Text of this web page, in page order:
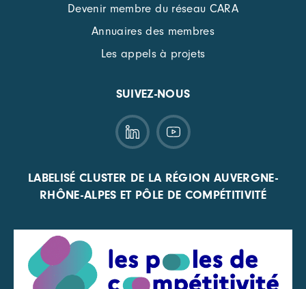
Devenir membre du réseau CARA
Annuaires des membres
Les appels à projets
SUIVEZ-NOUS
LABELISÉ CLUSTER DE LA RÉGION AUVERGNE-
RHÔNE-ALPES ET PÔLE DE COMPÉTITIVITÉ